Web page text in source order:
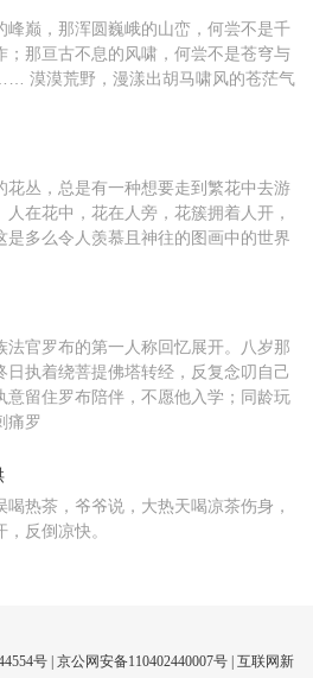
峰巅，那浑圆巍峨的山峦，何尝不是千
；那亘古不息的风啸，何尝不是苍穹与
漠漠荒野，漫漾出胡马啸风的苍茫气
花丛，总是有一种想要走到繁花中去游
人在花中，花在人旁，花簇拥着人开，
是多么令人羡慕且神往的图画中的世界
法官罗布的第一人称回忆展开。八岁那
日执着绕菩提佛塔转经，反复念叨自己
意留住罗布陪伴，不愿他入学；同龄玩
痛罗
喝热茶，爷爷说，大热天喝凉茶伤身，
反倒凉快。
号| 京公网安备110402440007号 | 互联网新